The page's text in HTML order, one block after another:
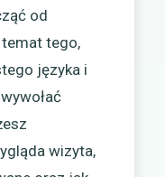
od
tego,
języka i
wizyta,